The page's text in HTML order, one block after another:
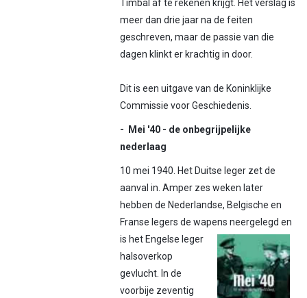
Timbal af te rekenen krijgt. Het verslag is
meer dan drie jaar na de feiten
geschreven, maar de passie van die
dagen klinkt er krachtig in door.
Dit is een uitgave van de Koninklijke
Commissie voor Geschiedenis.
- Mei '40 - de onbegrijpelijke
nederlaag
10 mei 1940. Het Duitse leger zet de
aanval in. Amper zes weken later
hebben de Nederlandse, Belgische en
Franse legers de wapens neergelegd en
is het Engelse leger
halsoverkop
gevlucht. In de
voorbije zeventig